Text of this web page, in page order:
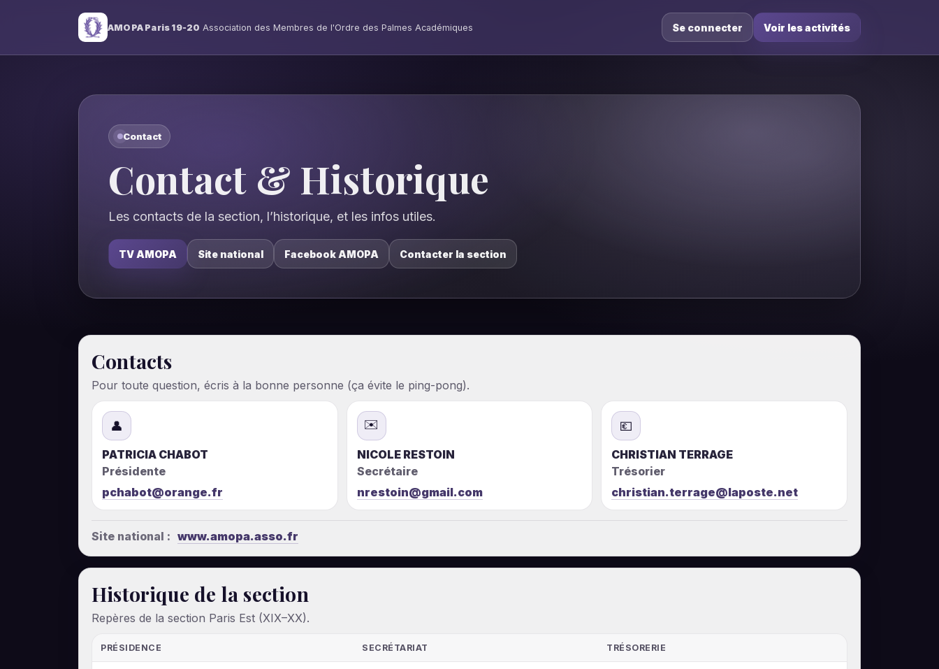
AMOPA Paris 19-20 Association des Membres de l'Ordre des Palmes Académiques Se connecter Voir les activités
Contact
Contact & Historique
Les contacts de la section, l’historique, et les infos utiles.
TV AMOPA Site national Facebook AMOPA Contacter la section
Contacts
Pour toute question, écris à la bonne personne (ça évite le ping-pong).
👤
PATRICIA CHABOT
Présidente
pchabot@orange.fr
✉️
NICOLE RESTOIN
Secrétaire
nrestoin@gmail.com
💶
CHRISTIAN TERRAGE
Trésorier
christian.terrage@laposte.net
Site national : www.amopa.asso.fr
Historique de la section
Repères de la section Paris Est (XIX–XX).
PRÉSIDENCE SECRÉTARIAT TRÉSORERIE